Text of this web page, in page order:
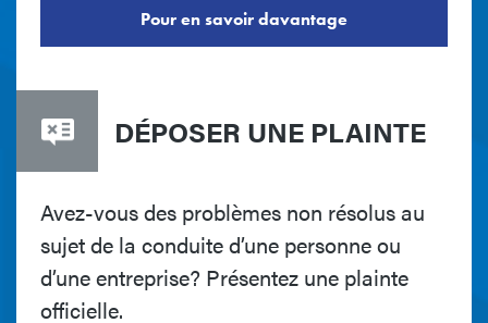
Pour en savoir davantage
DÉPOSER UNE PLAINTE
Avez-vous des problèmes non résolus au
sujet de la conduite d’une personne ou
d’une entreprise? Présentez une plainte
officielle.